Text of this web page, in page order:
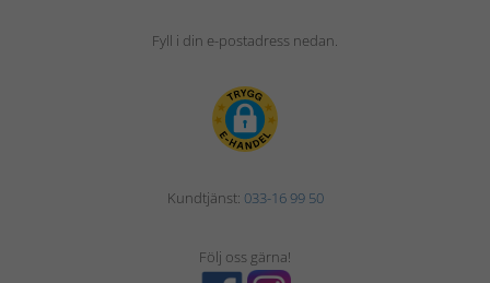
Fyll i din e-postadress nedan.
Kundtjänst: 033-16 99 50
Följ oss gärna!